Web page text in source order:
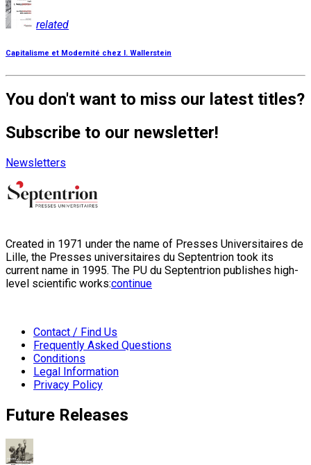
related
Capitalisme et Modernité chez I. Wallerstein
You don't want to miss our latest titles?
Subscribe to our newsletter!
Newsletters
Created in 1971 under the name of Presses Universitaires de
Lille, the Presses universitaires du Septentrion took its
current name in 1995. The PU du Septentrion publishes high-
level scientific works:continue
Contact / Find Us
Frequently Asked Questions
Conditions
Legal Information
Privacy Policy
Future Releases